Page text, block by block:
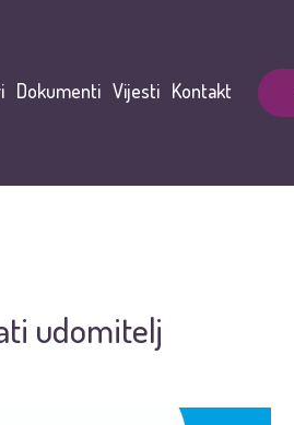
Dokumenti Vijesti Kontakt
udomitelj